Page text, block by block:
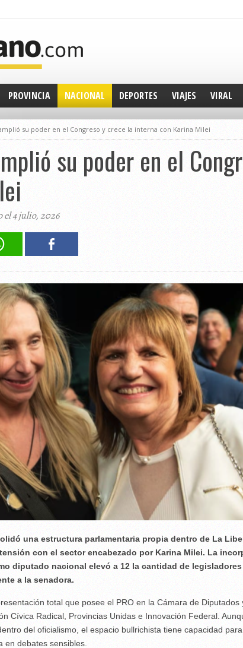
PROVINCIA NACIONAL DEPORTES VIAJES VIRAL
su poder en el Congreso y crece la interna con Karina Milei
su poder en el
el 4 julio, 2026
una estructura parlamentaria propia dentro de La
con el sector encabezado por Karina Milei. La
diputado nacional elevó a 12 la cantidad de
a la senadora.
total que posee el PRO en la Cámara de Diputados
Cívica Radical, Provincias Unidas e Innovación Federal.
del oficialismo, el espacio bullrichista tiene capacidad
en debates sensibles.